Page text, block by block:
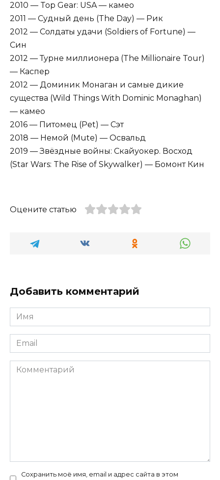
2010 — Top Gear: USA — камео
2011 — Судный день (The Day) — Рик
2012 — Солдаты удачи (Soldiers of Fortune) —
Син
2012 — Турне миллионера (The Millionaire Tour)
— Каспер
2012 — Доминик Монаган и самые дикие
существа (Wild Things With Dominic Monaghan)
— камео
2016 — Питомец (Pet) — Сэт
2018 — Немой (Mute) — Освальд
2019 — Звёздные войны: Скайуокер. Восход
(Star Wars: The Rise of Skywalker) — Бомонт Кин
Оцените статью
Добавить комментарий
Имя
*
Email
*
Комментарий
Сохранить моё имя, email и адрес сайта в этом